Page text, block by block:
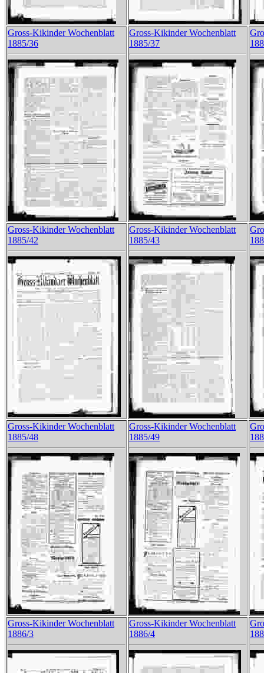
Gross-Kikinder Wochenblatt
1885/36
Gross-Kikinder Wochenblatt
1885/37
Gross-Kikinder Wochenblatt
1885/42
Gross-Kikinder Wochenblatt
1885/43
Gross-Kikinder Wochenblatt
1885/48
Gross-Kikinder Wochenblatt
1885/49
Gross-Kikinder Wochenblatt
1886/3
Gross-Kikinder Wochenblatt
1886/4